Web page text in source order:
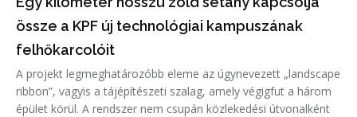
össze a KPF új technológiai kampuszának
felhőkarcolóit
A projekt legmeghatározóbb eleme az úgynevezett „landscape
ribbon”, vagyis a tájépítészeti szalag, amely végigfut a három
épület körül. A rendszer nem csupán közlekedési útvonalként